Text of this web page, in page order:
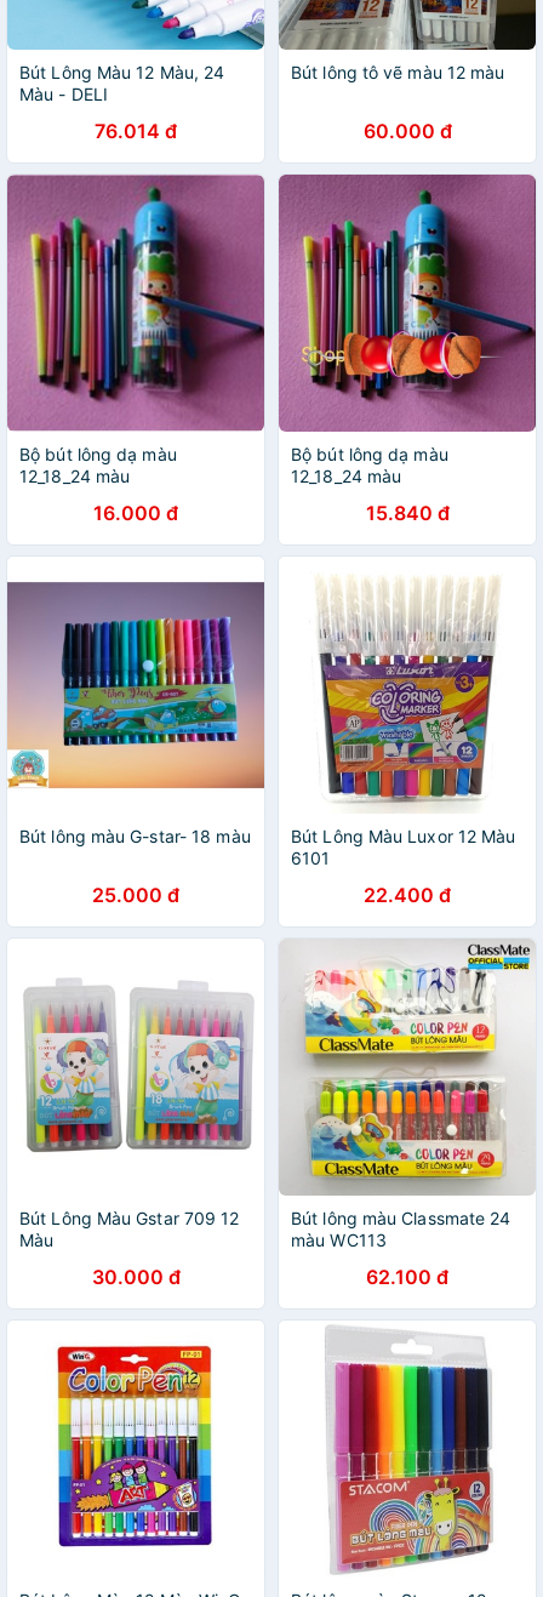
Bút Lông Màu 12 Màu, 24
Màu - DELI
76.014 đ
Bút lông tô vẽ màu 12 màu
60.000 đ
Bộ bút lông dạ màu
12_18_24 màu
16.000 đ
Bộ bút lông dạ màu
12_18_24 màu
15.840 đ
Bút lông màu G-star- 18 màu
25.000 đ
Bút Lông Màu Luxor 12 Màu
6101
22.400 đ
Bút Lông Màu Gstar 709 12
Màu
30.000 đ
Bút lông màu Classmate 24
màu WC113
62.100 đ